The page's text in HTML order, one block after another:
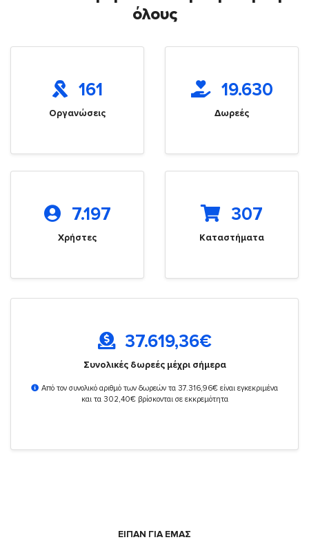
όλους
161
Οργανώσεις
19.630
Δωρεές
7.197
Χρήστες
307
Καταστήματα
37.619,36€
Συνολικές δωρεές μέχρι σήμερα
Από τον συνολικό αριθμό των δωρεών τα 37.316,96€ είναι εγκεκριμένα
και τα 302,40€ βρίσκονται σε εκκρεμότητα
ΕΙΠΑΝ ΓΙΑ ΕΜΑΣ